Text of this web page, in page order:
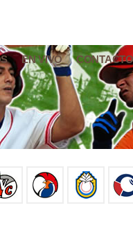
EN VIVO CONTACTO